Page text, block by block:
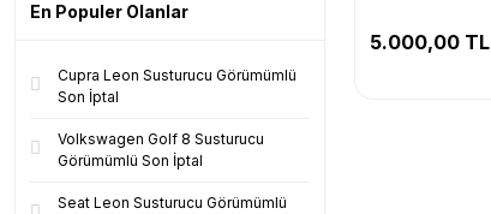
En Populer Olanlar
Cupra Leon Susturucu Görümümlü
Son İptal
Volkswagen Golf 8 Susturucu
Görümümlü Son İptal
Seat Leon Susturucu Görümümlü
5.000,00 TL